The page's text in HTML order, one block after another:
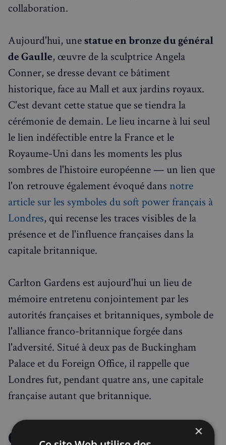
collaboration.
Aujourd'hui, unestatue en bronze du général
de Gaulle, œuvre de la sculptrice Angela
Conner, se dresse devant ce bâtiment
historique, face au Mall et aux jardins royaux.
C'est devant cette statue que se tiendra la
cérémonie de demain. Le lieu incarne à lui seul
le lien indéfectible entre la France et le
Royaume-Uni dans les moments les plus
sombres de l'histoire européenne — un lien que
l'on retrouve également évoqué dans notre
article sur les symboles du soft power français à
Londres, qui recense les traces visibles de la
présence et de l'influence françaises dans la
capitale britannique.
Carlton Gardens est aujourd'hui un lieu de
mémoire entretenu conjointement par les
autorités françaises et britanniques, symbole de
l'alliance franco-britannique forgée dans
l'adversité. Situé à deux pas de Buckingham
Palace et du Foreign Office, il rappelle que
Londres fut, pendant quatre ans, une capitale
française autant que britannique.
Comment participer à la
×